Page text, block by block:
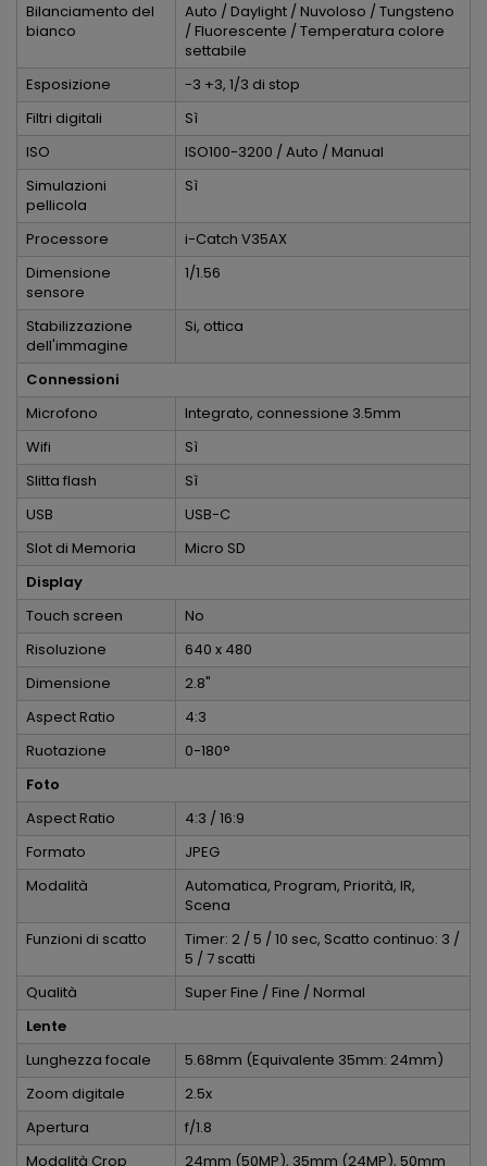
Bilanciamento del
bianco
Auto / Daylight / Nuvoloso / Tungsteno
/ Fluorescente / Temperatura colore
settabile
Esposizione
-3 +3, 1/3 di stop
Filtri digitali
Sì
ISO
ISO100-3200 / Auto / Manual
Simulazioni
pellicola
Sì
Processore
i-Catch V35AX
Dimensione
sensore
1/1.56
Stabilizzazione
dell'immagine
Si, ottica
Connessioni
Microfono
Integrato, connessione 3.5mm
Wifi
Sì
Slitta flash
Sì
USB
USB-C
Slot di Memoria
Micro SD
Display
Touch screen
No
Risoluzione
640 x 480
Dimensione
2.8"
Aspect Ratio
4:3
Ruotazione
0-180°
Foto
Aspect Ratio
4:3 / 16:9
Formato
JPEG
Modalità
Automatica, Program, Priorità, IR,
Scena
Funzioni di scatto
Timer: 2 / 5 / 10 sec, Scatto continuo: 3 /
5 / 7 scatti
Qualità
Super Fine / Fine / Normal
Lente
Lunghezza focale
5.68mm (Equivalente 35mm: 24mm)
Zoom digitale
2.5x
Apertura
f/1.8
Modalità Crop
24mm (50MP), 35mm (24MP), 50mm